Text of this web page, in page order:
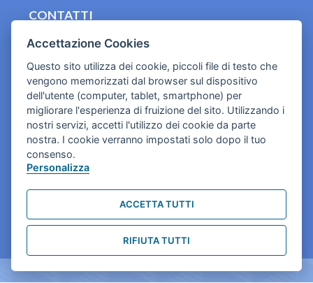
CONTATTI
contact.originebologna@gmail.com
Cookies e informativa privacy
Accettazione Cookies
Questo sito utilizza dei cookie, piccoli file di testo che
vengono memorizzati dal browser sul dispositivo
dell'utente (computer, tablet, smartphone) per
migliorare l'esperienza di fruizione del sito. Utilizzando i
nostri servizi, accetti l'utilizzo dei cookie da parte
nostra. I cookie verranno impostati solo dopo il tuo
consenso.
Personalizza
ACCETTA TUTTI
RIFIUTA TUTTI